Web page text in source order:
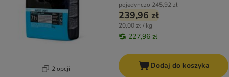
2 opcji
pojedynczo 245,92 zł
239,96 zł
20,00 zł / kg
227,96 zł
Dodaj do koszyka